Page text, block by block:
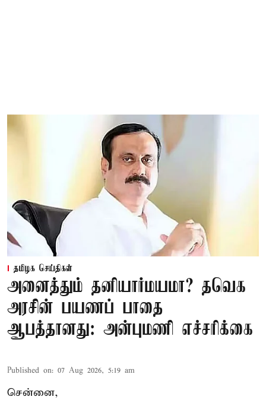
தமிழக செய்திகள்
அனைத்தும் தனியார்மயமா? தவெக
அரசின் பயணப் பாதை
ஆபத்தானது: அன்புமணி எச்சரிக்கை
Published on: 07 Aug 2026, 5:19 am
சென்னை,